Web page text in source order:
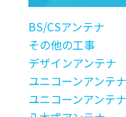
BS/CSアンテナ
その他の工事
デザインアンテナ
ユニコーンアンテナ
ユニコーンアンテ